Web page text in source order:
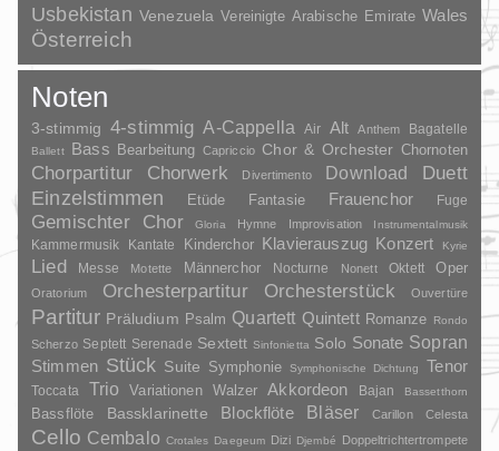
Usbekistan Venezuela Vereinigte Arabische Emirate Wales
Österreich
Noten
3-stimmig 4-stimmig A-Cappella Air Alt Anthem Bagatelle
Ballett Bass Bearbeitung Capriccio Chor & Orchester Chornoten
Chorpartitur Chorwerk Divertimento Download
Duett
Einzelstimmen
Etüde Fantasie Frauenchor Fuge
Gemischter Chor Gloria Hymne Improvisation Instrumentalmusik
Kammermusik Kantate Kinderchor Klavierauszug Konzert Kyrie
Lied Messe Motette Männerchor Nocturne Nonett Oktett Oper
Oratorium Orchesterpartitur Orchesterstück Ouvertüre
Partitur Präludium Psalm Quartett Quintett Romanze Rondo
Scherzo Septett Serenade Sextett Sinfonietta Solo Sonate Sopran
Stimmen Stück Suite Symphonie Symphonische Dichtung Tenor
Toccata Trio Variationen Walzer Akkordeon Bajan Bassetthorn
Bassflöte Bassklarinette Blockflöte Bläser Carillon Celesta
Cello Cembalo Crotales Daegeum Dizi Djembé Doppeltrichtertrompete